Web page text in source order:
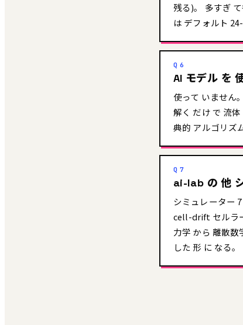
残る)。 多すぎ
は デフォルト
Q6
AI モデル を
使って いません
解く だけ で 流
典的 アルゴリズ
Q7
ai-lab の 他
シミュレーター
cell-drift セルラ
力学 から 離散数
した 形 に なる。